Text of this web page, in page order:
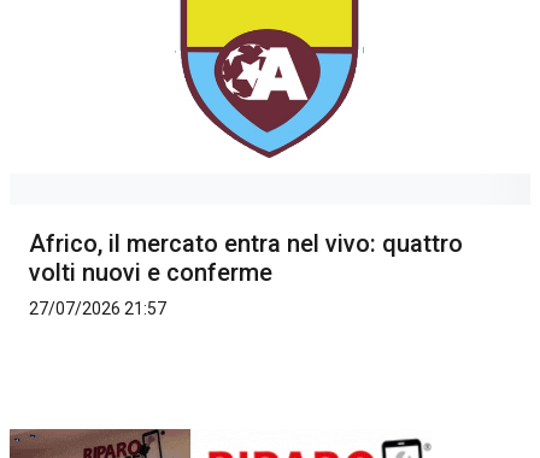
Africo, il mercato entra nel vivo: quattro
volti nuovi e conferme
27/07/2026 21:57